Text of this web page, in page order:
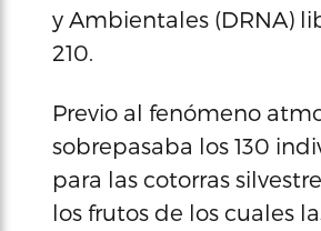
y Ambientales (DRNA)
210.
Previo al fenómeno
sobrepasaba los 130
para las cotorras
los frutos de los cuales